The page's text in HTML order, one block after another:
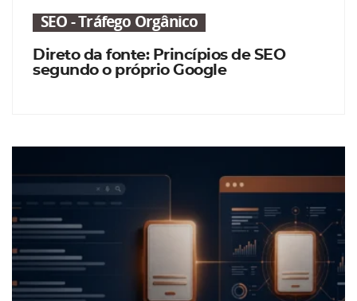
SEO - Tráfego Orgânico
Direto da fonte: Princípios de SEO
segundo o próprio Google